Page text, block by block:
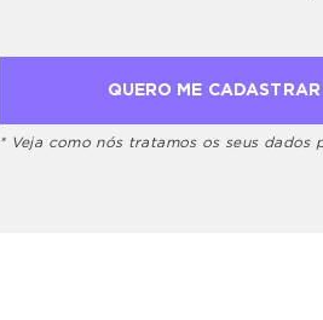
* Veja como nós tratamos os seus dados